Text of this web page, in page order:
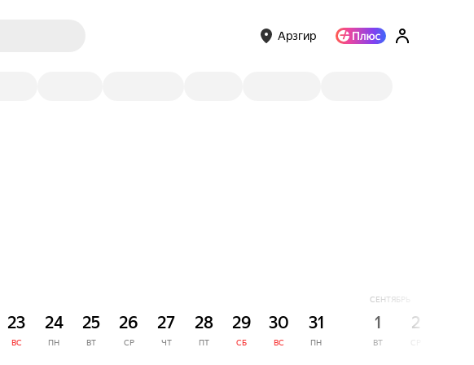
Арзгир
23
ВС
24
ПН
25
ВТ
26
СР
27
ЧТ
28
ПТ
29
СБ
30
ВС
31
ПН
СЕНТЯБРЬ
1
ВТ
2